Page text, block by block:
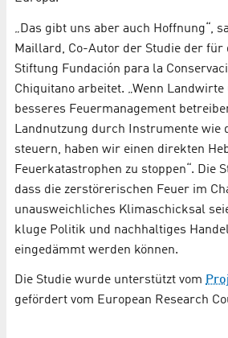
„Das gibt uns aber auch Hoffnung“,
Maillard, Co-Autor der Studie der für
Stiftung Fundación para la
Chiquitano arbeitet. „Wenn
besseres Feuermanagement
Landnutzung durch Instrumente wie
steuern, haben wir einen direkten
Feuerkatastrophen zu stoppen“. Die
dass die zerstörerischen Feuer im
unausweichliches Klimaschicksal
kluge Politik und nachhaltiges
eingedämmt werden können.
Die Studie wurde unterstützt vom
gefördert vom European Research